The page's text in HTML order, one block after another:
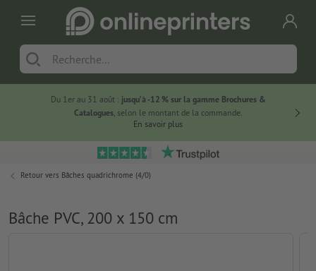
Du 1er au 31 août : jusqu’à -12 % sur la gamme Brochures &
Catalogues, selon le montant de la commande.
En savoir plus
Retour vers Bâches quadrichrome (4/0)
Bâche PVC, 200 x 150 cm